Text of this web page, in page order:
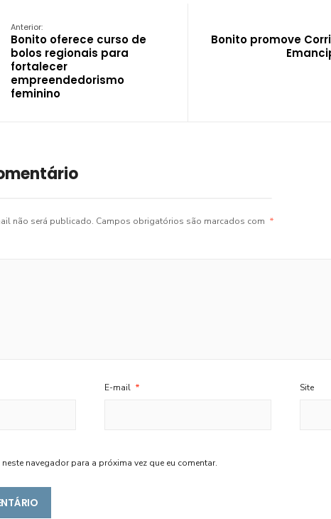
Anterior:
Bonito oferece curso de
bolos regionais para
fortalecer
empreendedorismo
feminino
Bonito promove
não será publicado. Campos obrigatórios são marcados com *
E-mail * Site
navegador para a próxima vez que eu comentar.